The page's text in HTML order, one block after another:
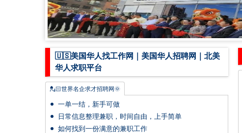
🇺🇸美国华人找工作网｜美国华人招聘网｜北美
华人求职平台
💂🏻世界名企求才招聘网🌞
💎纽约找工作｜纽约招聘网｜纽约工作网
🏆美国华人招聘网｜美国华人找工作网
一单一结，新手可做
日常信息整理兼职，时间自由，上手简单
如何找到一份满意的兼职工作